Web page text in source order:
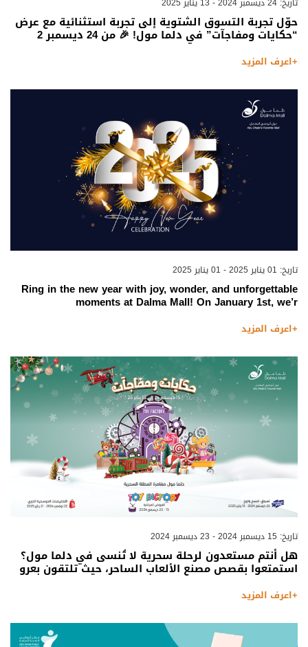
حوّل تجربة التسوق الشتوية إلى تجربة استثنائية مع عرض
“حكايات ومفاجآت” في دلما مول! 🎉 من 24 ديسمبر 2
+اعرف المزيد
تاريخ: 01 يناير 2025 - 01 يناير 2025
Ring in the new year with joy, wonder, and unforgettable
moments at Dalma Mall! On January 1st, we’r
+اعرف المزيد
تاريخ: 15 ديسمبر 2024 - 23 ديسمبر 2024
هل أنتم مستعدون لرحلة سحرية لا تُنسى في دلما مول؟
استمتعوا بقصص مصنع الألعاب الساحر، حيث تلتقون بعرو
+اعرف المزيد